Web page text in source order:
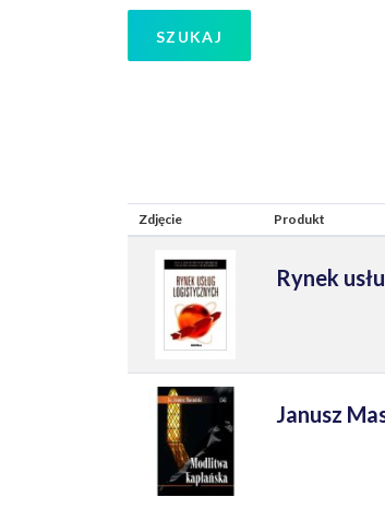
SZUKAJ
Zdjęcie Produkt
Rynek
Janusz